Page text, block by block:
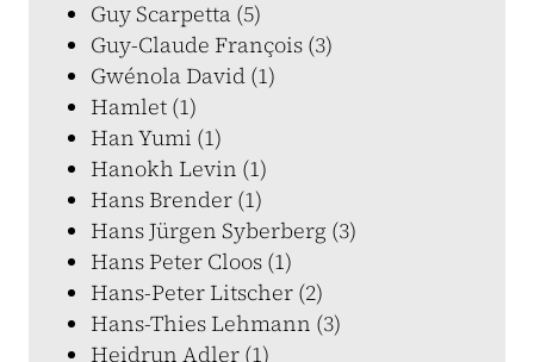
Guy Scarpetta (5)
Guy-Claude François (3)
Gwénola David (1)
Hamlet (1)
Han Yumi (1)
Hanokh Levin (1)
Hans Brender (1)
Hans Jürgen Syberberg (3)
Hans Peter Cloos (1)
Hans-Peter Litscher (2)
Hans-Thies Lehmann (3)
Heidrun Adler (1)